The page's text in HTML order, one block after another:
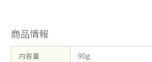
商品情報
内容量
90g